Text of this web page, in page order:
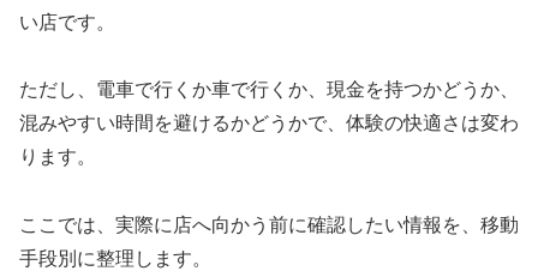
い店です。
ただし、電車で行くか車で行くか、現金を持つかどうか、
混みやすい時間を避けるかどうかで、体験の快適さは変わ
ります。
ここでは、実際に店へ向かう前に確認したい情報を、移動
手段別に整理します。